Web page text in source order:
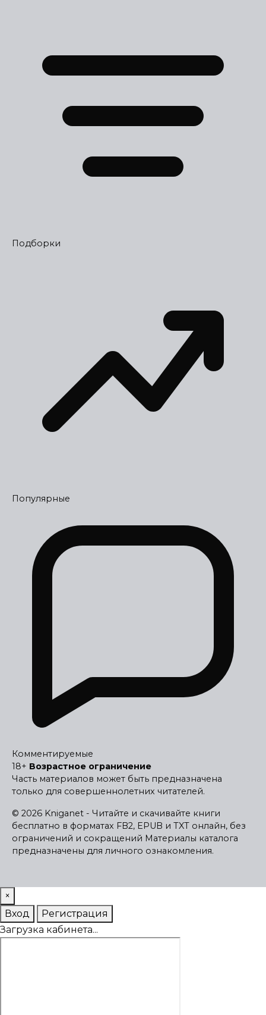
Подборки
Популярные
Комментируемые
18+ Возрастное ограничение
Часть материалов может быть предназначена
только для совершеннолетних читателей.
© 2026 Kniganet - Читайте и скачивайте книги
бесплатно в форматах FB2, EPUB и TXT онлайн, без
ограничений и сокращений Материалы каталога
предназначены для личного ознакомления.
×
Вход
Регистрация
Загрузка кабинета...